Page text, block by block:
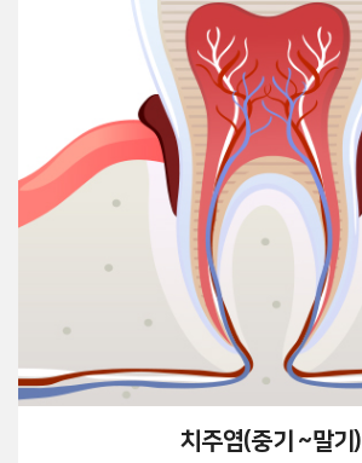
치주염(중기 ~말기)